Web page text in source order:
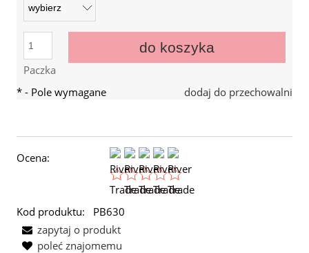
Paczka
do koszyka
dodaj do przechowalni
* - Pole wymagane
Ocena:
Kod produktu:
PB630
zapytaj o produkt
poleć znajomemu